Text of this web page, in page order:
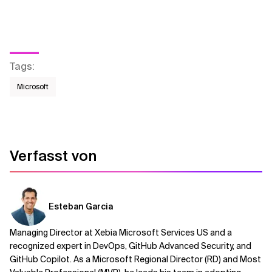
Tags:
Microsoft
Verfasst von
Esteban Garcia
Managing Director at Xebia Microsoft Services US and a
recognized expert in DevOps, GitHub Advanced Security, and
GitHub Copilot. As a Microsoft Regional Director (RD) and Most